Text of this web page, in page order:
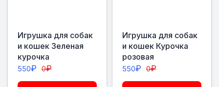
Игрушка для собак
и кошек Зеленая
курочка
550₽ 0₽
Игрушка для собак
и кошек Курочка
розовая
550₽ 0₽